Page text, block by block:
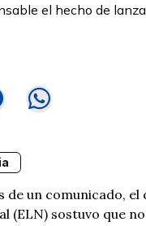
el hecho de
de un comunicado,
(ELN) sostuvo que